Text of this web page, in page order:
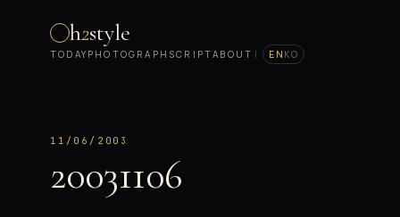
h2style
TODAY PHOTOGRAPH SCRIPTABOUT | EN KO
11/06/2003
20031106